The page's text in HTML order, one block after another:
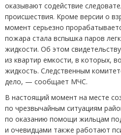
оказывают содействие
происшествия. Кроме версии о
момент серьезно
пожара стала вспышка паров
жидкости. Об этом
из квартир емкости, в которых,
жидкость. Следственным
дело, — сообщает МЧС.
В настоящий момент на месте
по чрезвычайным ситуациям
по оказанию помощи жильцам
и очевидцами также работают